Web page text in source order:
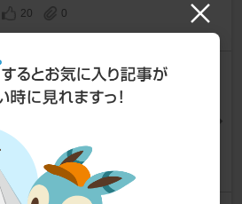
20
0
DUNLOP DIREZZA DZ102
ロードスターRF [ND]